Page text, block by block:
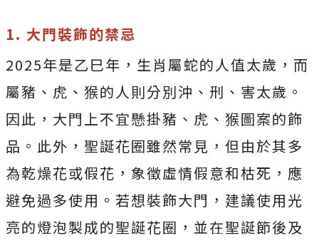
1. 大門裝飾的禁忌
2025年是乙巳年，生肖屬蛇的人值太歲，而
屬豬、虎、猴的人則分別沖、刑、害太歲。
因此，大門上不宜懸掛豬、虎、猴圖案的飾
品。此外，聖誕花圈雖然常見，但由於其多
為乾燥花或假花，象徵虛情假意和枯死，應
避免過多使用。若想裝飾大門，建議使用光
亮的燈泡製成的聖誕花圈，並在聖誕節後及